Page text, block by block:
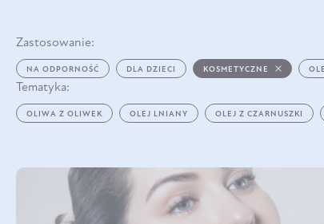
Zastosowanie:
NA ODPORNOŚĆ DLA DZIECI KOSMETYCZNE
Tematyka:
OLIWA Z OLIWEK OLEJ LNIANY OLEJ Z CZARNUSZKI